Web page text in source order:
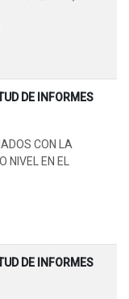
DE INFORMES
CON LA
EN EL
DE INFORMES